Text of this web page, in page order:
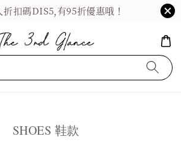
扣碼DIS5,有95折優惠哦！
SHOES 鞋款